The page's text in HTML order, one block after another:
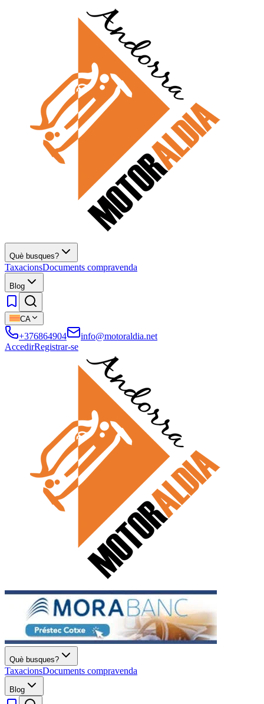
Què busques?
TaxacionsDocuments compravenda
Blog
CA
+376864904
info@motoraldia.net
AccedirRegistrar-se
Què busques?
TaxacionsDocuments compravenda
Blog